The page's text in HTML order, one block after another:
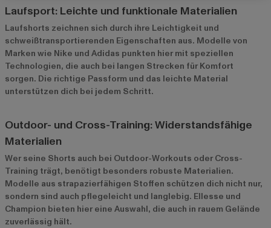
Laufsport: Leichte und funktionale Materialien
Laufshorts zeichnen sich durch ihre Leichtigkeit und
schweißtransportierenden Eigenschaften aus. Modelle von
Marken wie Nike und Adidas punkten hier mit speziellen
Technologien, die auch bei langen Strecken für Komfort
sorgen. Die richtige Passform und das leichte Material
unterstützen dich bei jedem Schritt.
Outdoor- und Cross-Training: Widerstandsfähige
Materialien
Wer seine Shorts auch bei Outdoor-Workouts oder Cross-
Training trägt, benötigt besonders robuste Materialien.
Modelle aus strapazierfähigen Stoffen schützen dich nicht nur,
sondern sind auch pflegeleicht und langlebig. Ellesse und
Champion bieten hier eine Auswahl, die auch in rauem Gelände
zuverlässig hält.